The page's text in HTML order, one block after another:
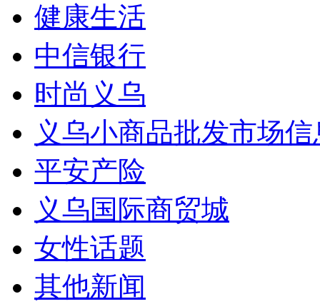
健康生活
中信银行
时尚义乌
义乌小商品批发市场
平安产险
义乌国际商贸城
女性话题
其他新闻